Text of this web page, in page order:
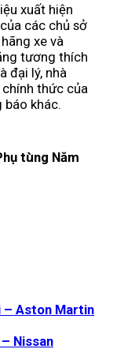
xuất hiện
các chủ sở
xe và
tương thích
đại lý, nhà
thức của
khác.
tùng Năm
– Aston Martin
Nissan